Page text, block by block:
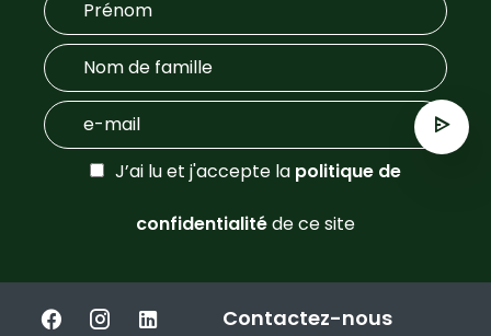
J’ai lu et j'accepte la politique de
confidentialitéde ce site
Contactez-nous